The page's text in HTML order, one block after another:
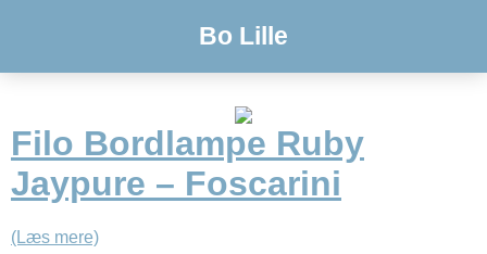
Bo Lille
Filo Bordlampe Ruby
Jaypure – Foscarini
(Læs mere)